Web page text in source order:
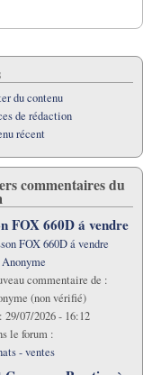
du contenu
de rédaction
récent
commentaires du
FOX 660D á vendre
FOX 660D á vendre
Anonyme
commentaire de :
(non vérifié)
29/07/2026 - 16:12
le forum :
- ventes